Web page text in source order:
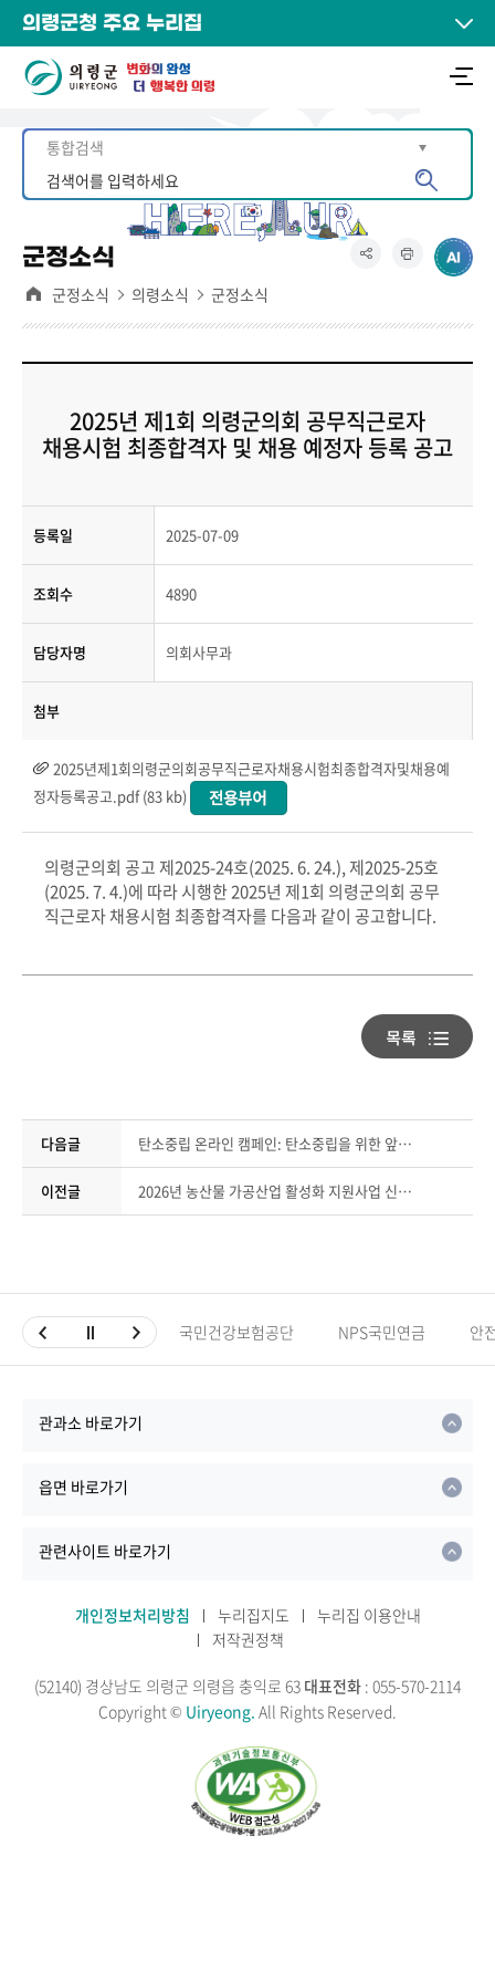
의령군청 주요 누리집
군정소식
군정소식 의령소식 군정소식
2025년 제1회 의령군의회 공무직근로자
채용시험 최종합격자 및 채용 예정자 등록 공고
등록일 2025-07-09
조회수 4890
담당자명 의회사무과
첨부
2025년제1회의령군의회공무직근로자채용시험최종합격자및채용예
정자등록공고.pdf (83 kb)
의령군의회 공고 제2025-24호(2025. 6. 24.), 제2025-25호
(2025. 7. 4.)에 따라 시행한 2025년 제1회 의령군의회 공무
직근로자 채용시험 최종합격자를 다음과 같이 공고합니다.
다음글 탄소중립 온라인 캠페인: 탄소중립을 위한 앞장서기
이전글 2026년 농산물 가공산업 활성화 지원사업 신청 안내
국민건강보험공단 NPS국민연금 안
관과소 바로가기
읍면 바로가기
관련사이트 바로가기
개인정보처리방침 누리집지도
누리집 이용안내
저작권정책
(52140) 경상남도 의령군 의령읍 충익로 63 대표전화 : 055-570-2114
Copyright © Uiryeong. All Rights Reserved.